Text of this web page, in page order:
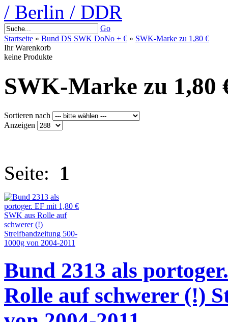
Go
Startseite » Bund DS SWK DoNo + € » SWK-Marke zu 1,80 €
Ihr Warenkorb
keine Produkte
SWK-Marke zu 1,80
Sortieren nach
Anzeigen
Seite: 1
Bund 2313 als
Rolle auf schwerer (!)